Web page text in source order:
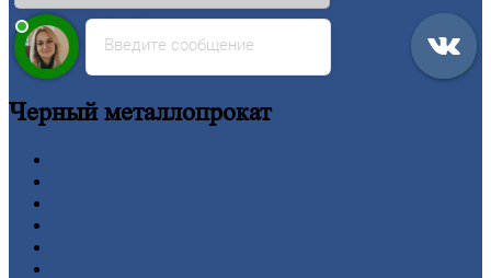
Личныйкабинет
Оформлениезаказа
Оплата
Черныйметаллопрокат
Введите сообщение